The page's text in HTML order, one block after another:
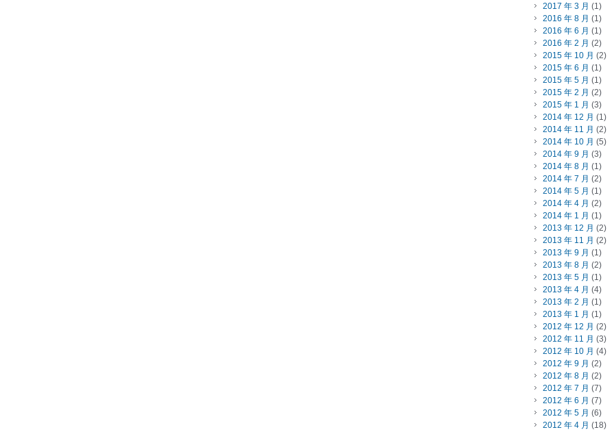
2017 年 3 月 (1)
2016 年 8 月 (1)
2016 年 6 月 (1)
2016 年 2 月 (2)
2015 年 10 月 (2)
2015 年 6 月 (1)
2015 年 5 月 (1)
2015 年 2 月 (2)
2015 年 1 月 (3)
2014 年 12 月 (1)
2014 年 11 月 (2)
2014 年 10 月 (5)
2014 年 9 月 (3)
2014 年 8 月 (1)
2014 年 7 月 (2)
2014 年 5 月 (1)
2014 年 4 月 (2)
2014 年 1 月 (1)
2013 年 12 月 (2)
2013 年 11 月 (2)
2013 年 9 月 (1)
2013 年 8 月 (2)
2013 年 5 月 (1)
2013 年 4 月 (4)
2013 年 2 月 (1)
2013 年 1 月 (1)
2012 年 12 月 (2)
2012 年 11 月 (3)
2012 年 10 月 (4)
2012 年 9 月 (2)
2012 年 8 月 (2)
2012 年 7 月 (7)
2012 年 6 月 (7)
2012 年 5 月 (6)
2012 年 4 月 (18)